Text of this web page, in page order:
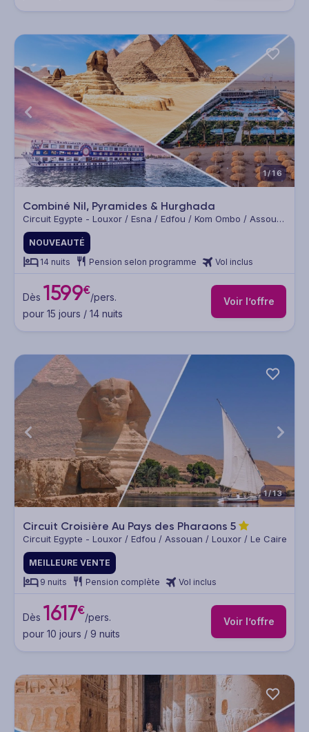
1/16
Combiné Nil, Pyramides & Hurghada
Circuit Egypte - Louxor / Esna / Edfou / Kom Ombo / Assouan
/ Le Caire
NOUVEAUTÉ
14 nuits
Pension selon programme Vol inclus
Dès 1599€/pers.
pour 15 jours / 14 nuits
Voir l’offre
1/13
Circuit Croisière Au Pays des Pharaons 5
Circuit Egypte - Louxor / Edfou / Assouan / Louxor / Le Caire
MEILLEURE VENTE
9 nuits
Pension complète Vol inclus
Dès 1617€/pers.
pour 10 jours / 9 nuits
Voir l’offre